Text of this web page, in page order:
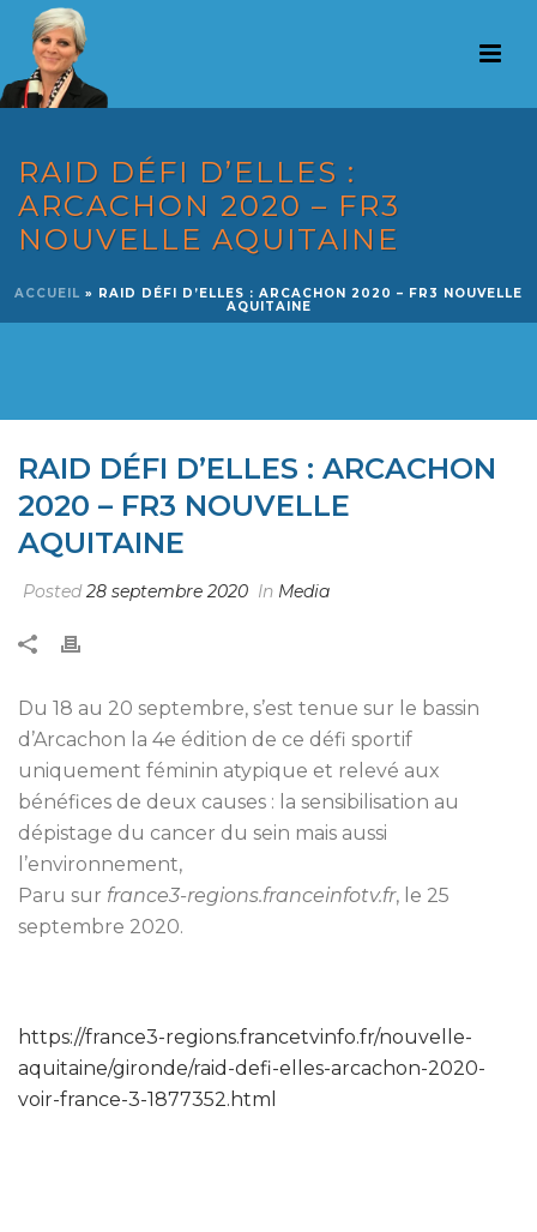
RAID DÉFI D’ELLES :
ARCACHON 2020 – FR3
NOUVELLE AQUITAINE
ACCUEIL » RAID DÉFI D’ELLES : ARCACHON 2020 – FR3 NOUVELLE
AQUITAINE
RAID DÉFI D’ELLES : ARCACHON
2020 – FR3 NOUVELLE
AQUITAINE
Posted28 septembre 2020 In Media
Du 18 au 20 septembre, s’est tenue sur le bassin
d’Arcachon la 4e édition de ce défi sportif
uniquement féminin atypique et relevé aux
bénéfices de deux causes : la sensibilisation au
dépistage du cancer du sein mais aussi
l’environnement,
Paru sur france3-regions.franceinfotv.fr, le 25
septembre 2020.
https://france3-regions.francetvinfo.fr/nouvelle-
aquitaine/gironde/raid-defi-elles-arcachon-2020-
voir-france-3-1877352.html